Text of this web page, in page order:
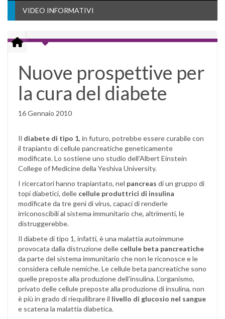
VIDEO INFORMATIVI
Nuove prospettive per
la cura del diabete
16 Gennaio 2010
Il diabete di tipo 1, in futuro, potrebbe essere curabile con
il trapianto di cellule pancreatiche geneticamente
modificate. Lo sostiene uno studio dell’Albert Einstein
College of Medicine della Yeshiva University.
I ricercatori hanno trapiantato, nel pancreas di un gruppo di
topi diabetici, delle cellule produttrici di insulina
modificate da tre geni di virus, capaci di renderle
irriconoscibili al sistema immunitario che, altrimenti, le
distruggerebbe.
Il diabete di tipo 1, infatti, è una malattia autoimmune
provocata dalla distruzione delle cellule beta pancreatiche
da parte del sistema immunitario che non le riconosce e le
considera cellule nemiche. Le cellule beta pancreatiche sono
quelle preposte alla produzione dell’insulina. L’organismo,
privato delle cellule preposte alla produzione di insulina, non
è più in grado di riequilibrare il livello di glucosio nel sangue
e scatena la malattia diabetica.